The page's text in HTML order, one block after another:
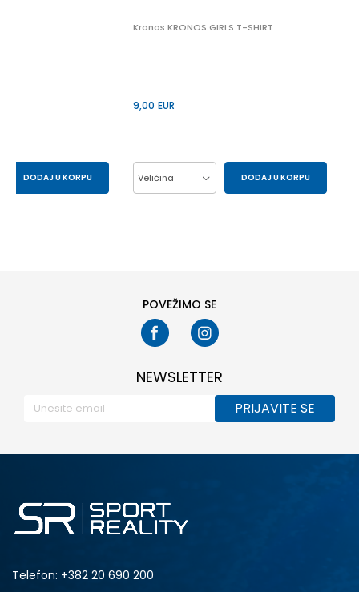
DODAJ U KORPU
Kronos KRONOS GIRLS T-SHIRT
9,00 EUR
Veličina DODAJ U KORPU
POVEŽIMO SE
NEWSLETTER
PRIJAVITE SE
Telefon: +382 20 690 200